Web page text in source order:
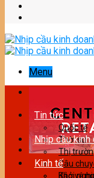
Menu
Tin tức
Quốc tế
Thời sự
Nhịp cầu kinh
Thị
Câu
Bảo vệ
Kinh tế
Khởi